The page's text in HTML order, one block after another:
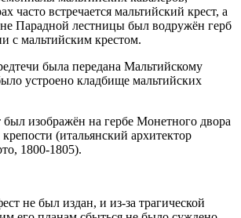
часто встречается мальтийский крест, а
Парадной лестницы был водружён герб
с мальтийским крестом.
была передана Мальтийскому
устроено кладбище мальтийских
изображён на гербе Монетного двора
(итальянский архитектор
1800-1805).
не был издан, и из-за трагической